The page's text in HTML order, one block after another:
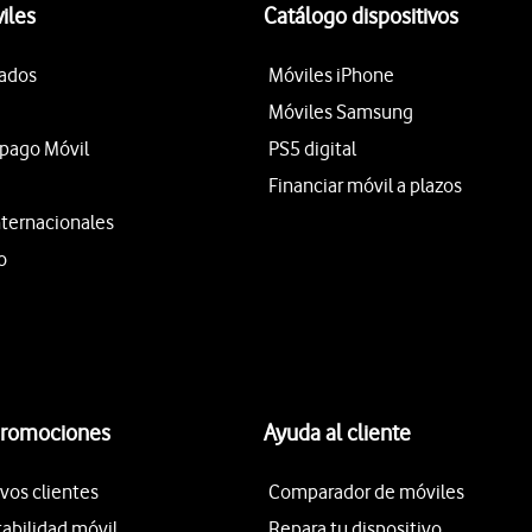
Móvil
Catálogo dispositivos
Móviles iPhone
Móviles Samsung
PS5 digital
Financiar móvil a plazos
clientes
Ayuda al cliente
Comparador de móviles